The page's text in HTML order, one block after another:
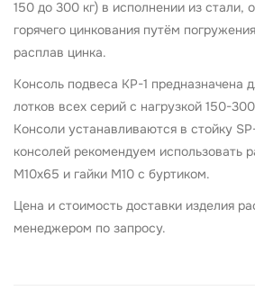
150 до 300 кг) в исполнении из стали,
горячего цинкования путём
расплав цинка.
Консоль подвеса KP-1 предназначена
лотков всех серий с нагрузкой 150-
Консоли устанавливаются в стойку
консолей рекомендуем использовать
М10х65 и гайки М10 с буртиком.
Цена и стоимость доставки изделия
менеджером по запросу.